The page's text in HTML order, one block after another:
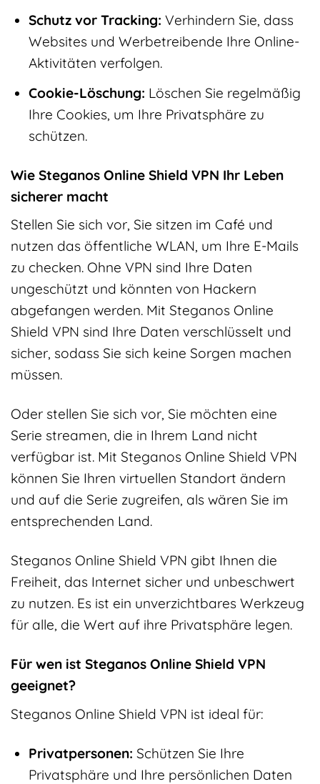
Schutz vor Tracking: Verhindern Sie, dass
Websites und Werbetreibende Ihre Online-
Aktivitäten verfolgen.
Cookie-Löschung: Löschen Sie regelmäßig
Ihre Cookies, um Ihre Privatsphäre zu
schützen.
Wie Steganos Online Shield VPN Ihr Leben
sicherer macht
Stellen Sie sich vor, Sie sitzen im Café und
nutzen das öffentliche WLAN, um Ihre E-Mails
zu checken. Ohne VPN sind Ihre Daten
ungeschützt und könnten von Hackern
abgefangen werden. Mit Steganos Online
Shield VPN sind Ihre Daten verschlüsselt und
sicher, sodass Sie sich keine Sorgen machen
müssen.
Oder stellen Sie sich vor, Sie möchten eine
Serie streamen, die in Ihrem Land nicht
verfügbar ist. Mit Steganos Online Shield VPN
können Sie Ihren virtuellen Standort ändern
und auf die Serie zugreifen, als wären Sie im
entsprechenden Land.
Steganos Online Shield VPN gibt Ihnen die
Freiheit, das Internet sicher und unbeschwert
zu nutzen. Es ist ein unverzichtbares Werkzeug
für alle, die Wert auf ihre Privatsphäre legen.
Für wen ist Steganos Online Shield VPN
geeignet?
Steganos Online Shield VPN ist ideal für:
Privatpersonen: Schützen Sie Ihre
Privatsphäre und Ihre persönlichen Daten